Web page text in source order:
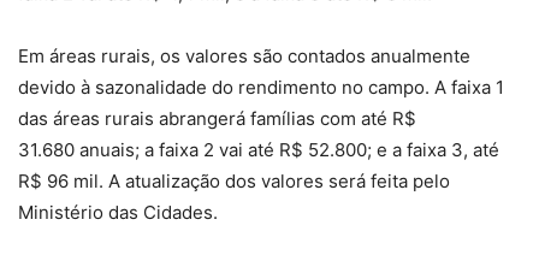
Em áreas rurais, os valores são contados anualmente
devido à sazonalidade do rendimento no campo. A faixa 1
das áreas rurais abrangerá famílias com até R$
31.680 anuais; a faixa 2 vai até R$ 52.800; e a faixa 3, até
R$ 96 mil. A atualização dos valores será feita pelo
Ministério das Cidades.